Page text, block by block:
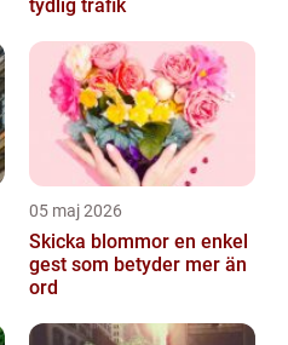
tydlig trafik
05 maj 2026
Skicka blommor en enkel
gest som betyder mer än
ord